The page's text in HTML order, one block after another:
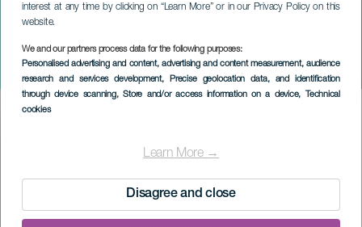
interest at any time by clicking on “Learn More” or in our Privacy Policy on this
website.
We and our partners process data for the following purposes:
Personalised advertising and content, advertising and content measurement, audience
research and services development, Precise geolocation data, and identification
through device scanning, Store and/or access information on a device, Technical
cookies
Learn More →
Disagree and close
Shores of the Son-festivalen
LA PALMA
Imagen